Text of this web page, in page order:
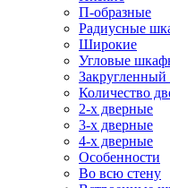
П-образные
Радиусные
Широкие
Угловые
Закругленный
Количество
2-х дверные
3-х дверные
4-х дверные
Особенности
Во всю стену